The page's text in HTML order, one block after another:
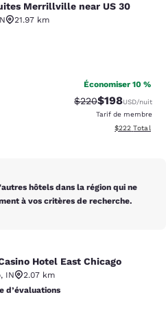
near US
Merrillville near US 30
21.97 km
1543 commentaires
Économiser 10 %
Tarif barré :
$220Tarif réduit :
$198USD/nuit
Tarif de membre
Afficher les
$222 Total
hôtels dans la région qui ne
à vos critères de recherche.
Hotel East
Hotel East Chicago
, IN
2.07 km
d’évaluations